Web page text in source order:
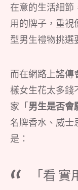
在意的生活細節
用的牌子，重視
型男生禮物挑選
而在網路上謠傳
樣女生花太多錢
家「男生是否會
名牌香水、威
是：
「看